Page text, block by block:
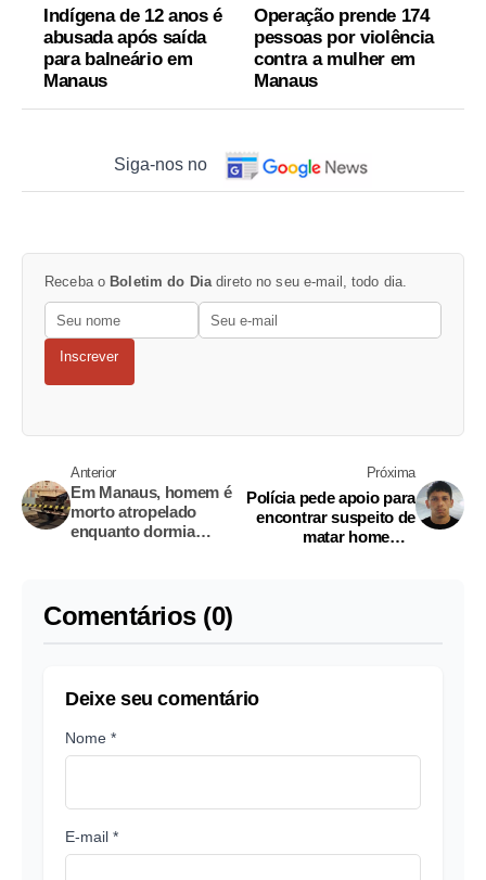
Indígena de 12 anos é
abusada após saída
para balneário em
Manaus
Operação prende 174
pessoas por violência
contra a mulher em
Manaus
Siga-nos no
Receba o Boletim do Dia direto no seu e-mail, todo dia.
Inscrever
Anterior
Em Manaus, homem é
morto atropelado
enquanto dormia
Próxima
Polícia pede apoio para
encontrar suspeito de
matar homem a
Comentários (0)
Deixe seu comentário
Nome *
E-mail *